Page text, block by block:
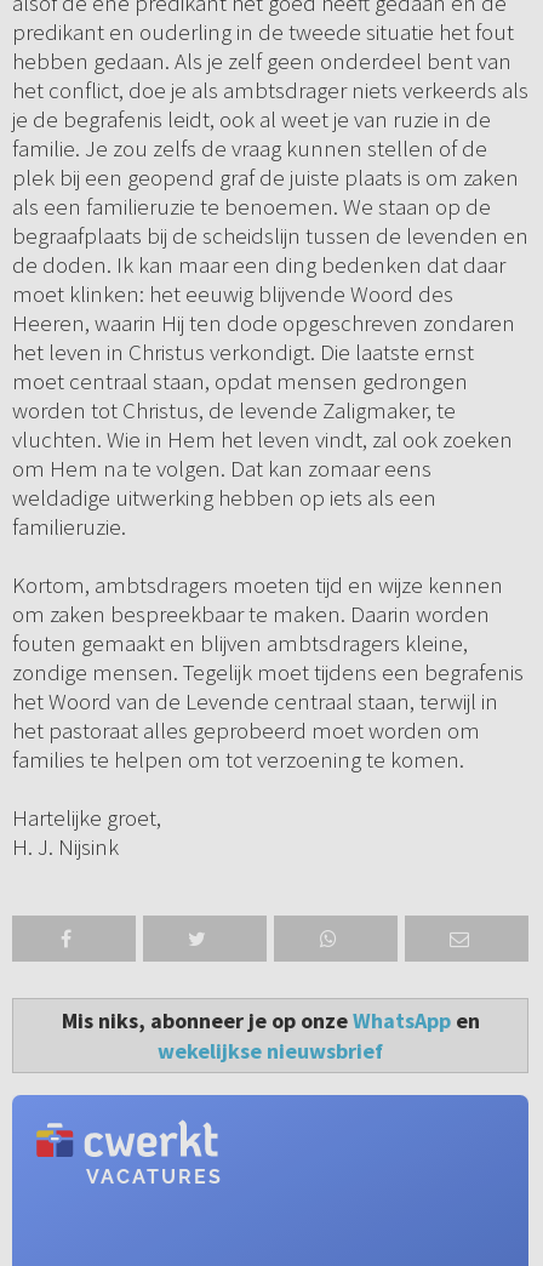
predikant en ouderling in de tweede situatie het fout
hebben gedaan. Als je zelf geen onderdeel bent van
het conflict, doe je als ambtsdrager niets verkeerds als
je de begrafenis leidt, ook al weet je van ruzie in de
familie. Je zou zelfs de vraag kunnen stellen of de
plek bij een geopend graf de juiste plaats is om zaken
als een familieruzie te benoemen. We staan op de
begraafplaats bij de scheidslijn tussen de levenden en
de doden. Ik kan maar een ding bedenken dat daar
moet klinken: het eeuwig blijvende Woord des
Heeren, waarin Hij ten dode opgeschreven zondaren
het leven in Christus verkondigt. Die laatste ernst
moet centraal staan, opdat mensen gedrongen
worden tot Christus, de levende Zaligmaker, te
vluchten. Wie in Hem het leven vindt, zal ook zoeken
om Hem na te volgen. Dat kan zomaar eens
weldadige uitwerking hebben op iets als een
familieruzie.
Kortom, ambtsdragers moeten tijd en wijze kennen
om zaken bespreekbaar te maken. Daarin worden
fouten gemaakt en blijven ambtsdragers kleine,
zondige mensen. Tegelijk moet tijdens een begrafenis
het Woord van de Levende centraal staan, terwijl in
het pastoraat alles geprobeerd moet worden om
families te helpen om tot verzoening te komen.
Hartelijke groet,
H. J. Nijsink
Mis niks, abonneer je op onzeWhatsAppen
wekelijkse nieuwsbrief